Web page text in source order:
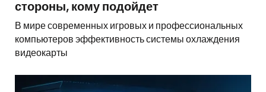
стороны, кому подойдет
В мире современных игровых и профессиональных
компьютеров эффективность системы охлаждения
видеокарты